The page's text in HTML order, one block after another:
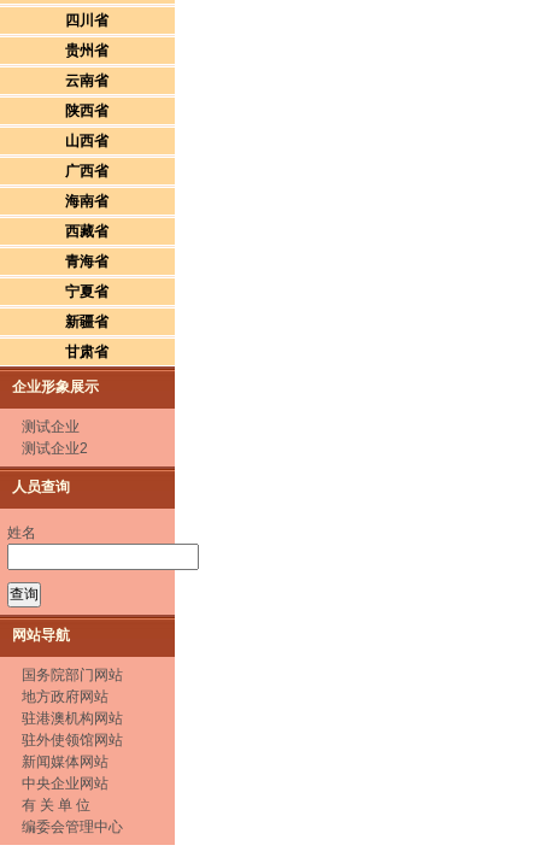
四川省
贵州省
云南省
陕西省
山西省
广西省
海南省
西藏省
青海省
宁夏省
新疆省
甘肃省
企业形象展示
测试企业
测试企业2
人员查询
姓名
网站导航
国务院部门网站
地方政府网站
驻港澳机构网站
驻外使领馆网站
新闻媒体网站
中央企业网站
有 关 单 位
编委会管理中心